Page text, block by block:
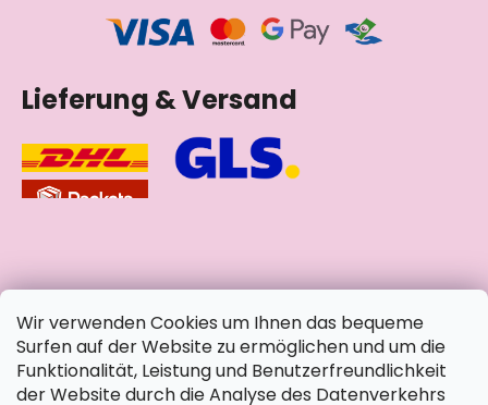
Wir verwenden Cookies um Ihnen das bequeme
Surfen auf der Website zu ermöglichen und um die
Funktionalität, Leistung und Benutzerfreundlichkeit
der Website durch die Analyse des Datenverkehrs
Lieferung & Versand
soziale Netzwerke